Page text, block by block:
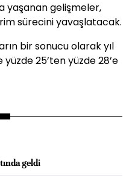
yaşanan gelişmeler,
sürecini yavaşlatacak.
bir sonucu olarak yıl
25’ten yüzde 28’e
geldi